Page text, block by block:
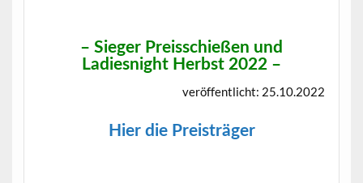
– Sieger Preisschießen und
Ladiesnight Herbst 2022 –
veröffentlicht: 25.10.2022
Hier die Preisträger